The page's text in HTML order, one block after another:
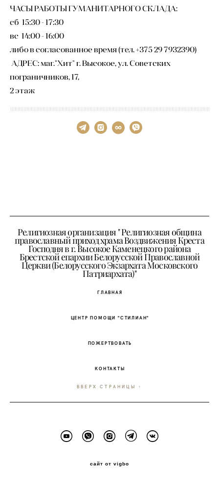
ЧАСЫ РАБОТЫ ГУМАНИТАРНОГО СКЛАДА:
сб 15:30 - 17:30
вс 14:00 - 16:00
либо в согласованное время (тел. +375 29 7932390)
АДРЕС: маг."Хит" г. Высокое, ул. Советских
пограничников, 17,
2 этаж
Религиозная организация " Религиозная община
православный приход храма Воздвижения Креста
Господня в г. Высокое Каменецкого района
Брестской епархии Белорусской Православной
Церкви (Белорусского Экзархата Московского
Патриархата)"
ГЛАВНАЯ
ЦЕНТР ПОМОЩИ "СТИЛИАН"
ПОЖЕРТВОВАТЬ
КОНТАКТЫ
ВВЕРХ СТРАНИЦЫ ↑
сайт от vigbo